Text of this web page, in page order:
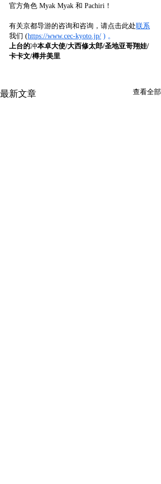
官方角色 Myak Myak 和 Pachiri！
有关京都导游的咨询和咨询，请点击此处联系
我们 (https://www.cec-kyoto.jp/ ) 。
上台的冲本卓大使/大西修太郎/圣地亚哥翔娃/
卡卡文/樽井美里
最新文章 查看全部